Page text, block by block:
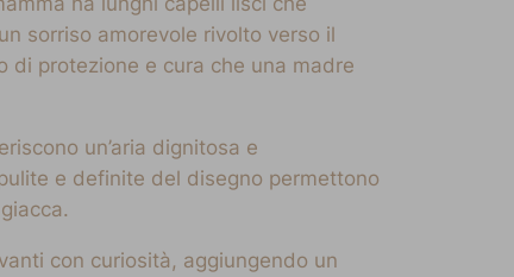
sorriso amorevole rivolto verso il
di protezione e cura che una madre
un’aria dignitosa e
e definite del disegno permettono
con curiosità, aggiungendo un